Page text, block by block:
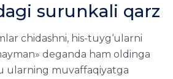
surunkali qarz
chidashni, his-tuyg‘ularni
deganda ham oldinga
ularning muvaffaqiyatga